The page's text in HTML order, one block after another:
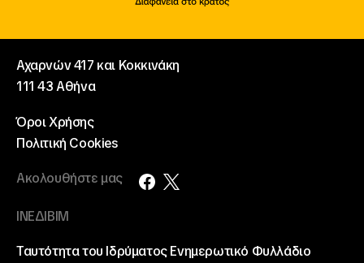
Αχαρνών 417 και Κοκκινάκη
111 43 Αθήνα
Όροι Χρήσης
Πολιτική Cookies
Ακολουθήστε μας
ΙΝΕΔΙΒΙΜ
Ταυτότητα του ΙδρύματοςΕνημερωτικό Φυλλάδιο